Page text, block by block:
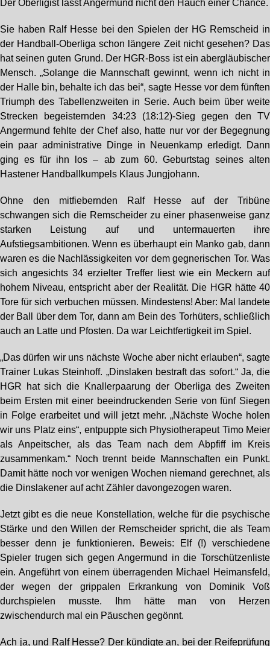
Der Oberligist lässt Angermund nicht den Hauch einer Chance.
Sie haben Ralf Hesse bei den Spielen der HG Remscheid in
der Handball-Oberliga schon längere Zeit nicht gesehen? Das
hat seinen guten Grund. Der HGR-Boss ist ein abergläubischer
Mensch. „Solange die Mannschaft gewinnt, wenn ich nicht in
der Halle bin, behalte ich das bei“, sagte Hesse vor dem fünften
Triumph des Tabellenzweiten in Serie. Auch beim über weite
Strecken begeisternden 34:23 (18:12)-Sieg gegen den TV
Angermund fehlte der Chef also, hatte nur vor der Begegnung
ein paar administrative Dinge in Neuenkamp erledigt. Dann
ging es für ihn los – ab zum 60. Geburtstag seines alten
Hastener Handballkumpels Klaus Jungjohann.
Ohne den mitfiebernden Ralf Hesse auf der Tribüne
schwangen sich die Remscheider zu einer phasenweise ganz
starken Leistung auf und untermauerten ihre
Aufstiegsambitionen. Wenn es überhaupt ein Manko gab, dann
waren es die Nachlässigkeiten vor dem gegnerischen Tor. Was
sich angesichts 34 erzielter Treffer liest wie ein Meckern auf
hohem Niveau, entspricht aber der Realität. Die HGR hätte 40
Tore für sich verbuchen müssen. Mindestens! Aber: Mal landete
der Ball über dem Tor, dann am Bein des Torhüters, schließlich
auch an Latte und Pfosten. Da war Leichtfertigkeit im Spiel.
„Das dürfen wir uns nächste Woche aber nicht erlauben“, sagte
Trainer Lukas Steinhoff. „Dinslaken bestraft das sofort.“ Ja, die
HGR hat sich die Knallerpaarung der Oberliga des Zweiten
beim Ersten mit einer beeindruckenden Serie von fünf Siegen
in Folge erarbeitet und will jetzt mehr. „Nächste Woche holen
wir uns Platz eins“, entpuppte sich Physiotherapeut Timo Meier
als Anpeitscher, als das Team nach dem Abpfiff im Kreis
zusammenkam.“ Noch trennt beide Mannschaften ein Punkt.
Damit hätte noch vor wenigen Wochen niemand gerechnet, als
die Dinslakener auf acht Zähler davongezogen waren.
Jetzt gibt es die neue Konstellation, welche für die psychische
Stärke und den Willen der Remscheider spricht, die als Team
besser denn je funktionieren. Beweis: Elf (!) verschiedene
Spieler trugen sich gegen Angermund in die Torschützenliste
ein. Angeführt von einem überragenden Michael Heimansfeld,
der wegen der grippalen Erkrankung von Dominik Voß
durchspielen musste. Ihm hätte man von Herzen
zwischendurch mal ein Päuschen gegönnt.
Ach ja, und Ralf Hesse? Der kündigte an, bei der Reifeprüfung